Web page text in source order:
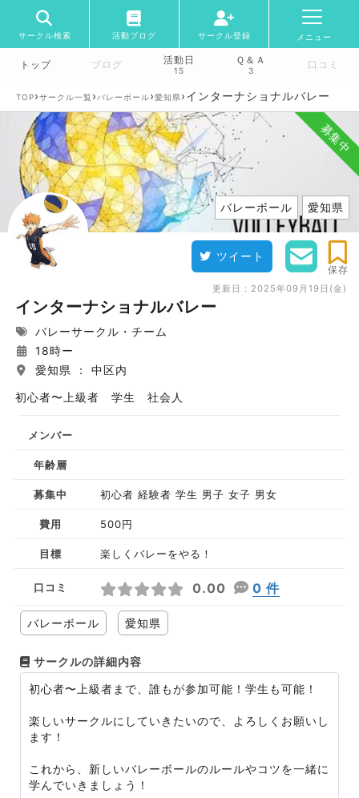
サークル検索 活動ブログ サークル登録 メニュー
トップ ブログ 活動日
15
Ｑ＆Ａ
3 口コミ
TOP›サークル一覧 › バレーボール›愛知県›インターナショナルバレー
募集中
バレーボール 愛知県
ツイート
保存
更新日： 2025年09月19日(金)
インターナショナルバレー
バレーサークル・チーム
18時ー
愛知県 ： 中区内
初心者〜上級者 学生 社会人
メンバー
年齢層
募集中 初心者 経験者 学生 男子 女子 男女
費用 500円
目標 楽しくバレーをやる！
口コミ 0.00 0 件
バレーボール 愛知県
サークルの詳細内容
初心者〜上級者まで、誰もが参加可能！学生も可能！
楽しいサークルにしていきたいので、よろしくお願いし
ます！
これから、新しいバレーボールのルールやコツを一緒に
学んでいきましょう！